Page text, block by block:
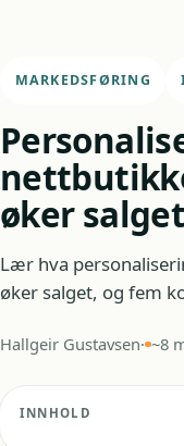
MARKEDSFØRING
øker salget
Lær hva
øker salget, og fem
Hallgeir Gustavsen· ~8
INNHOLD